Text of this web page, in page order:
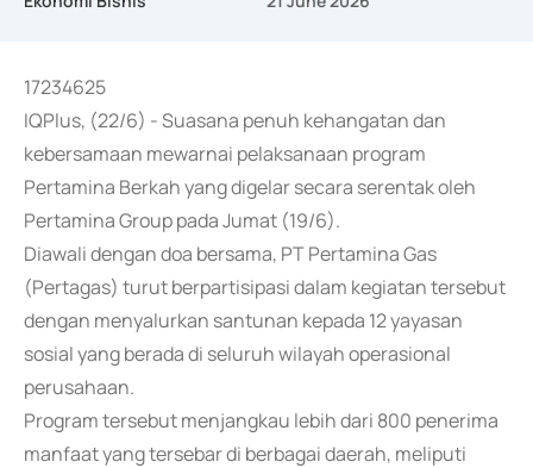
17234625
IQPlus, (22/6) - Suasana penuh kehangatan dan
kebersamaan mewarnai pelaksanaan program
Pertamina Berkah yang digelar secara serentak oleh
Pertamina Group pada Jumat (19/6).
Diawali dengan doa bersama, PT Pertamina Gas
(Pertagas) turut berpartisipasi dalam kegiatan tersebut
dengan menyalurkan santunan kepada 12 yayasan
sosial yang berada di seluruh wilayah operasional
perusahaan.
Program tersebut menjangkau lebih dari 800 penerima
manfaat yang tersebar di berbagai daerah, meliputi